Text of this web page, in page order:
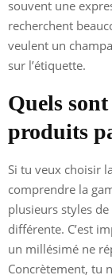
souvent une
recherchent
veulent un
sur l’étiquette.
Quels
produits
Si tu veux choisir
comprendre la
plusieurs styles
différente. C’est
un millésimé ne
Concrètement, tu